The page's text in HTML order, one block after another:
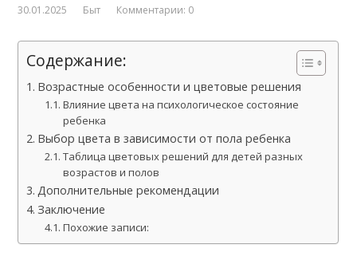
30.01.2025 Быт Комментарии: 0
Содержание:
Возрастные особенности и цветовые решения
Влияние цвета на психологическое состояние
ребенка
Выбор цвета в зависимости от пола ребенка
Таблица цветовых решений для детей разных
возрастов и полов
Дополнительные рекомендации
Заключение
Похожие записи: